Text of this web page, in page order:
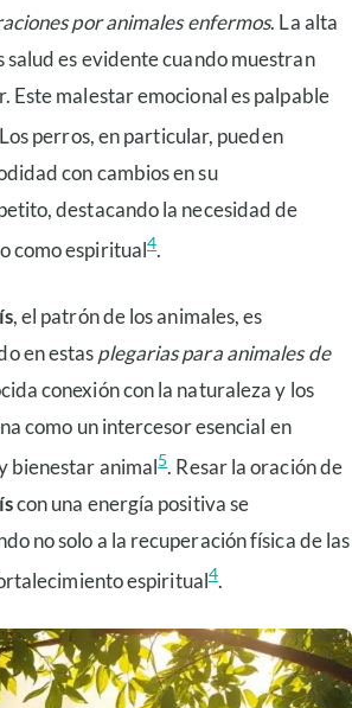
por animales enfermos. La alta
salud es evidente cuando muestran
Este malestar emocional es palpable
perros, en particular, pueden
con cambios en su
destacando la necesidad de
como espiritual4.
, el patrón de los animales, es
en estasplegarias para animales de
conexión con la naturaleza y los
como un intercesor esencial en
bienestar animal5. Resar la oración de
con una energía positiva se
no solo a la recuperación física de las
espiritual4